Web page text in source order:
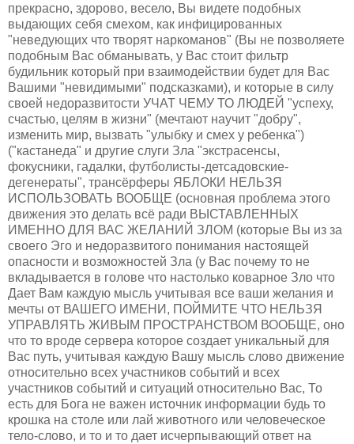
прекрасно, здорово, весело, Вы видете подобных
выдающих себя смехом, как инфицированных
"неведующих что творят наркоманов" (Вы не позволяете
подобным Вас обманывать, у Вас стоит фильтр
будильник который при взаимодействии будет для Вас
Вашими "невидимыми" подсказками), и которые в силу
своей недоразвитости УЧАТ ЧЕМУ ТО ЛЮДЕЙ "успеху,
счастью, целям в жизни" (мечтают научит "добру",
изменить мир, вызвать "улыбку и смех у ребенка")
("кастанеда" и другие слуги Зла "экстрасенсы,
фокусники, гадалки, футболисты-детсадовские-
дегенераты", трансёрферы ЯБЛОКИ НЕЛЬЗЯ
ИСПОЛЬЗОВАТЬ ВООБЩЕ (основная проблема этого
движения это делать всё ради ВЫСТАВЛЕННЫХ
ИМЕННО ДЛЯ ВАС ЖЕЛАНИЙ ЗЛОМ (которые Вы из за
своего Эго и недоразвитого понимания настоящей
опасности и возможностей Зла (у Вас почему то не
вкладывается в голове что настолько коварное Зло что
Дает Вам каждую мысль учитывая все ваши желания и
мечты от ВАШЕГО ИМЕНИ, ПОЙМИТЕ ЧТО НЕЛЬЗЯ
УПРАВЛЯТЬ ЖИВЫМ ПРОСТРАНСТВОМ ВООБЩЕ, оно
что то вроде сервера которое создает уникальный для
Вас путь, учитывая каждую Вашу мысль слово движение
относительно всех участников событий и всех
участников событий и ситуаций относительно Вас, То
есть для Бога не важен источник информации будь то
крошка на столе или лай животного или человеческое
тело-слово, и то и то дает исчерпывающий ответ на